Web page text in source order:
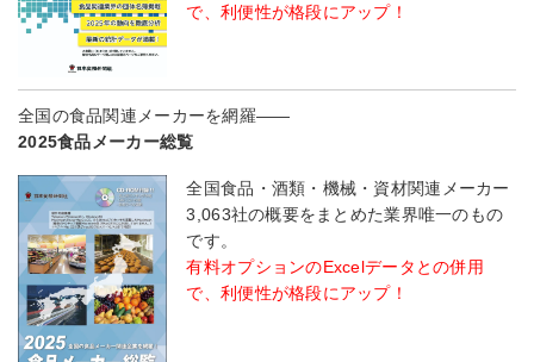
で、利便性が格段にアップ！
全国の食品関連メーカーを網羅――
2025食品メーカー総覧
全国食品・酒類・機械・資材関連メーカー
3,063社の概要をまとめた業界唯一のもの
です。
有料オプションのExcelデータとの併用
で、利便性が格段にアップ！